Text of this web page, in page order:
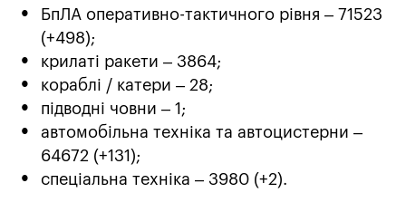
БпЛА оперативно-тактичного рівня – 71523
(+498);
крилаті ракети – 3864;
кораблі / катери – 28;
підводні човни – 1;
автомобільна техніка та автоцистерни –
64672 (+131);
спеціальна техніка – 3980 (+2).